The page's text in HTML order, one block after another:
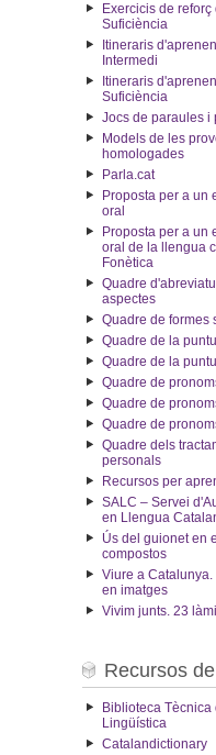
Exercicis de reforç
Suficiència
Itineraris
Intermedi
Itineraris
Suficiència
Jocs de paraules i
Models de les
homologades
Parla.cat
Proposta per a un
oral
Proposta per a un
oral de la llengua
Fonètica
Quadre
aspectes
Quadre de formes
Quadre de la
Quadre de la
Quadre de
Quadre de
Quadre de
Quadre dels
personals
Recursos per
SALC – Servei
en Llengua
Ús del guionet en
compostos
Viure a
en imatges
Vivim junts. 23
Recursos
Biblioteca Tècnica
Lingüística
Catalandictionary